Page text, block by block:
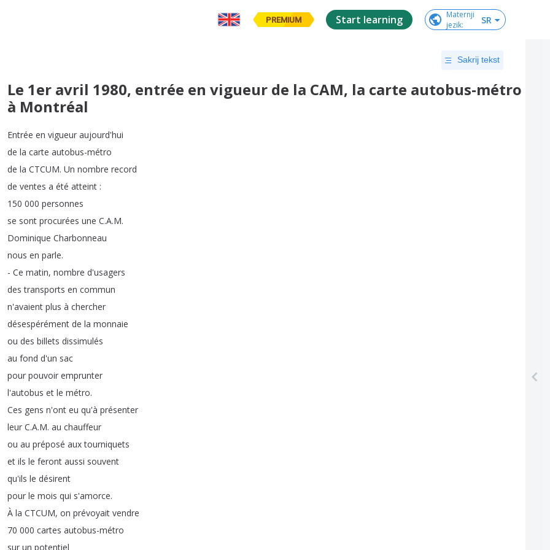
PREMIUM Start learning
Maternji
jezik: SR
Sakrij tekst
Le 1er avril 1980, entrée en vigueur de la CAM, la carte autobus-métro
à Montréal
Entrée en vigueur aujourd'hui
de la carte autobus-métro
de la CTCUM. Un nombre record
de ventes a été atteint :
150 000 personnes
se sont procurées une C.A.M.
Dominique Charbonneau
nous en parle.
- Ce matin, nombre d'usagers
des transports en commun
n'avaient plus à chercher
désespérément de la monnaie
ou des billets dissimulés
au fond d'un sac
pour pouvoir emprunter
l'autobus et le métro.
Ces gens n'ont eu qu'à présenter
leur C.A.M. au chauffeur
ou au préposé aux tourniquets
et ils le feront aussi souvent
qu'ils le désirent
pour le mois qui s'amorce.
À la CTCUM, on prévoyait vendre
70 000 cartes autobus-métro
sur un potentiel